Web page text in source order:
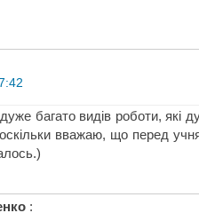
багато видів роботи, які
оскільки вважаю, що перед
: